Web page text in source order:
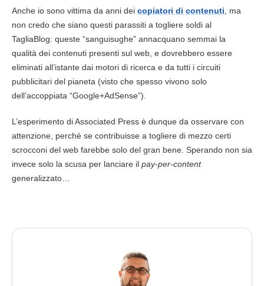
Anche io sono vittima da anni dei copiatori di contenuti , ma
non credo che siano questi parassiti a togliere soldi al
TagliaBlog: queste “sanguisughe” annacquano semmai la
qualità dei contenuti presenti sul web, e dovrebbero essere
eliminati all’istante dai motori di ricerca e da tutti i circuiti
pubblicitari del pianeta (visto che spesso vivono solo
dell’accoppiata “Google+AdSense”).
L’esperimento di Associated Press è dunque da osservare con
attenzione, perché se contribuisse a togliere di mezzo certi
scrocconi del web farebbe solo del gran bene. Sperando non sia
invece solo la scusa per lanciare il pay-per-content
generalizzato…